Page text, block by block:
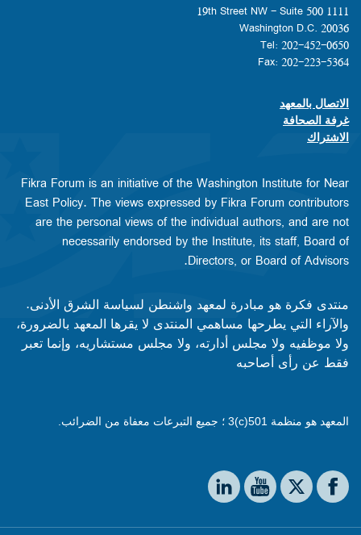
1111 19th Street NW - Suite 500
Washington D.C. 20036
Tel: 202-452-0650
Fax: 202-223-5364
Footer contact links
الاتصال بالمعهد
غرفة الصحافة
الاشتراك
Fikra Forum is an initiative of the Washington Institute for Near
East Policy. The views expressed by Fikra Forum contributors
are the personal views of the individual authors, and are not
necessarily endorsed by the Institute, its staff, Board of
Directors, or Board of Advisors.​​
منتدى فكرة هو مبادرة لمعهد واشنطن لسياسة الشرق الأدنى.
والآراء التي يطرحها مساهمي المنتدى لا يقرها المعهد بالضرورة،
ولا موظفيه ولا مجلس أدارته، ولا مجلس مستشاريه، وإنما تعبر
فقط عن رأى أصاحبه
المعهد هو منظمة 501(c)3 ؛ جميع التبرعات معفاة من الضرائب.
Social media
The Washington Institute on Facebook
The Washington Institute on X
The Washington Institute on YouTube
The Washington Institute on LinkedIn